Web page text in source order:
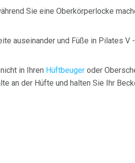
Sie eine Oberkörperlocke
auseinander und Füße in Pilates V
in Ihren Hüftbeuger oder
an der Hüfte und halten Sie Ihr